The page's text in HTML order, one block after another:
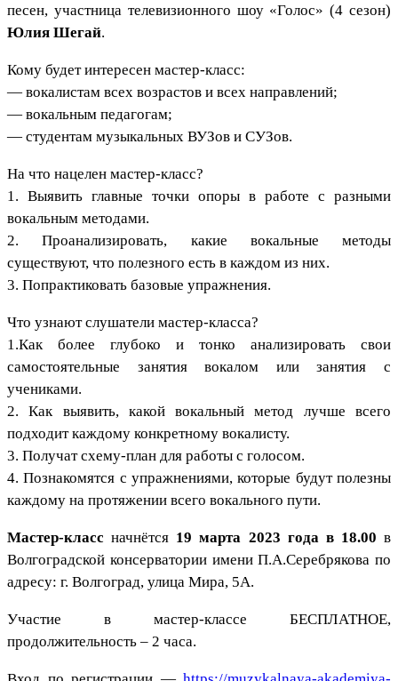
песен, участница телевизионного шоу «Голос» (4 сезон)
Юлия Шегай.
Кому будет интересен мастер-класс:
— вокалистам всех возрастов и всех направлений;
— вокальным педагогам;
— студентам музыкальных ВУЗов и СУЗов.
На что нацелен мастер-класс?
1. Выявить главные точки опоры в работе с разными
вокальным методами.
2. Проанализировать, какие вокальные методы
существуют, что полезного есть в каждом из них.
3. Попрактиковать базовые упражнения.
Что узнают слушатели мастер-класса?
1.Как более глубоко и тонко анализировать свои
самостоятельные занятия вокалом или занятия с
учениками.
2. Как выявить, какой вокальный метод лучше всего
подходит каждому конкретному вокалисту.
3. Получат схему-план для работы с голосом.
4. Познакомятся с упражнениями, которые будут полезны
каждому на протяжении всего вокального пути.
Мастер-классначнётся 19 марта 2023 года в 18.00 в
Волгоградской консерватории имени П.А.Серебрякова по
адресу: г. Волгоград, улица Мира, 5А.
Участие в мастер-классе БЕСПЛАТНОЕ,
продолжительность – 2 часа.